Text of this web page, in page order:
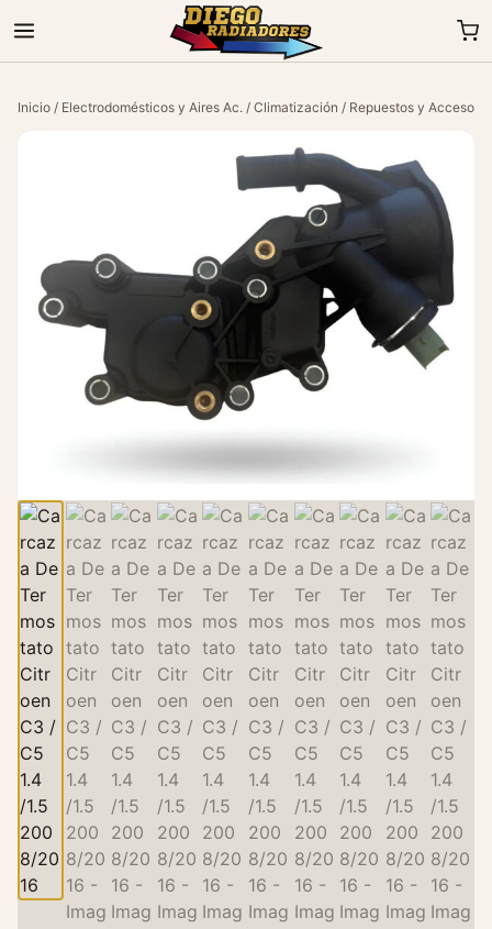
Inicio / Electrodomésticos y Aires Ac. / Climatización / Repuestos y